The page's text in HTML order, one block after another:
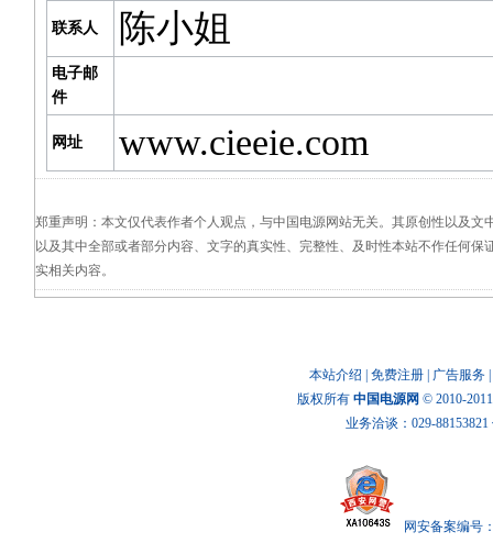
联系人 陈小姐
电子邮
件
网址 www.cieeie.com
郑重声明：本文仅代表作者个人观点，与中国电源网站无关。其原创性以及文
以及其中全部或者部分内容、文字的真实性、完整性、及时性本站不作任何保
实相关内容。
本站介绍 免费注册 广告服务
版权所有 中国电源网 © 2010-
业务洽谈：029-
网安备案编号